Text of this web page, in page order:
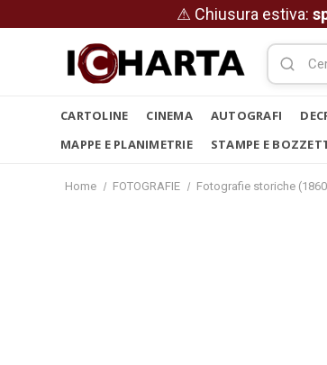
⚠ Chiusura estiva:
CARTOLINE CINEMA AUTOGRAFI
MAPPE E PLANIMETRIE
STAMPE E
Home FOTOGRAFIE Fotografie storiche